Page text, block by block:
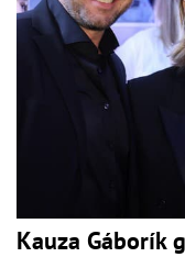
Kauza Gáborík